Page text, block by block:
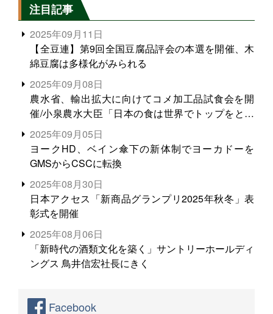
注目記事
2025年09月11日
【全豆連】第9回全国豆腐品評会の本選を開催、木
綿豆腐は多様化がみられる
2025年09月08日
農水省、輸出拡大に向けてコメ加工品試食会を開
催/小泉農水大臣「日本の食は世界でトップをとれ
る。米増産に向けて、米輸出需要の拡大を」
2025年09月05日
ヨークHD、ベイン傘下の新体制でヨーカドーを
GMSからCSCに転換
2025年08月30日
日本アクセス「新商品グランプリ2025年秋冬」表
彰式を開催
2025年08月06日
「新時代の酒類文化を築く」サントリーホールディ
ングス 鳥井信宏社長にきく
Facebook